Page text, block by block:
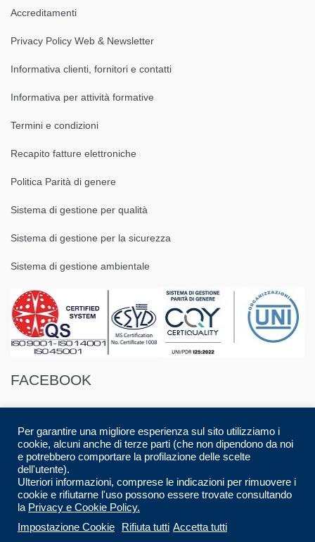
Accreditamenti
Privacy Policy Web & Newsletter
Informativa clienti, fornitori e contatti
Informativa per attività formative
Termini e condizioni
Recapito fatture elettroniche
Politica Parità di genere
Sistema di gestione per qualità
Sistema di gestione per la sicurezza
Sistema di gestione ambientale
FACEBOOK
© 2016 Spazio88 S.r.l. p.i. 08283280017 | Developed by
Designed by AdContent | All Rights Reserved.
Per garantire una migliore esperienza sul sito utilizziamo i
cookie, alcuni anche di terze parti (che non dipendono da noi
e potrebbero comportare la profilazione delle scelte
dell'utente).
Ulteriori informazioni, comprese le indicazioni per rimuovere i
cookie e rifiutarne l'uso possono essere trovate consultando
la Privacy e Cookie Policy.
Impostazione Cookie
Rifiuta tutti Accetta tutti